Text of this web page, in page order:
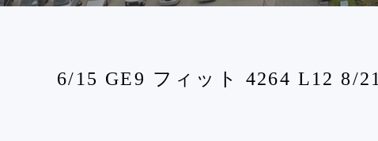
6/15 GE9 フィット 4264 L12 8/21